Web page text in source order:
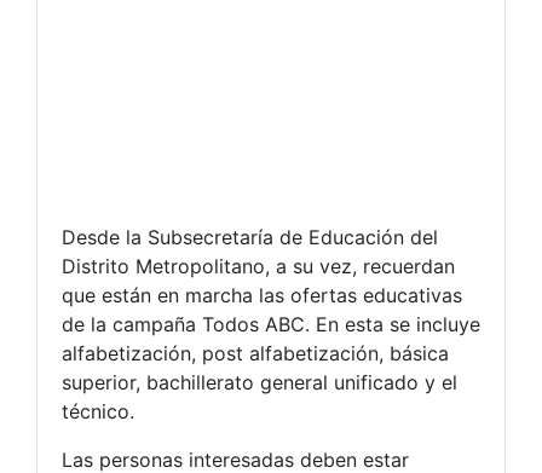
Desde la Subsecretaría de Educación del
Distrito Metropolitano, a su vez, recuerdan
que están en marcha las ofertas educativas
de la campaña Todos ABC. En esta se incluye
alfabetización, post alfabetización, básica
superior, bachillerato general unificado y el
técnico.
Las personas interesadas deben estar